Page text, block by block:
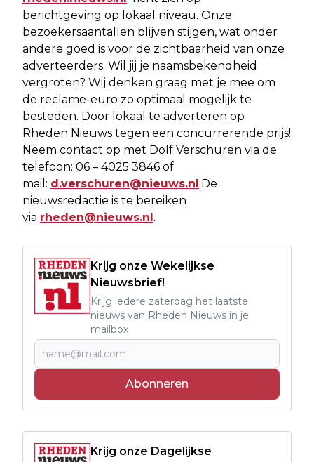
berichtgeving op lokaal niveau. Onze
bezoekersaantallen blijven stijgen, wat onder
andere goed is voor de zichtbaarheid van onze
adverteerders. Wil jij je naamsbekendheid
vergroten? Wij denken graag met je mee om
de reclame-euro zo optimaal mogelijk te
besteden. Door lokaal te adverteren op
Rheden Nieuws tegen een concurrerende prijs!
Neem contact op met Dolf Verschuren via de
telefoon: 06 – 4025 3846 of
mail: d.verschuren@nieuws.nl.De
nieuwsredactie is te bereiken
via rheden@nieuws.nl.
Krijg onze Wekelijkse
Nieuwsbrief!
Krijg iedere zaterdag het laatste
nieuws van Rheden Nieuws in je
mailbox
Abonneren
Krijg onze Dagelijkse